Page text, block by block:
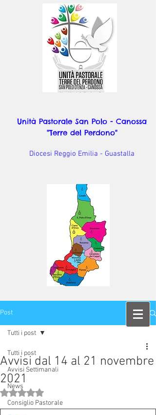
Unità Pastorale San Polo - Canossa
"Terre del Perdono"
Diocesi Reggio Emilia - Guastalla
Post
Tutti i post
Avvisi Settimanali
News
Consiglio Pastorale
Tutti i post
Avvisi dal 14 al 21 novembre
2021
Valutazione NaN stelle su 5.